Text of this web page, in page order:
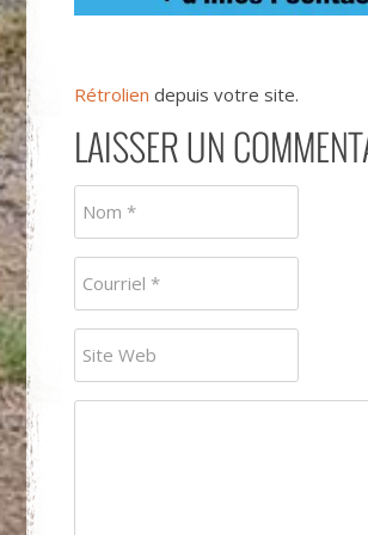
Rétrolien depuis votre site.
LAISSER UN